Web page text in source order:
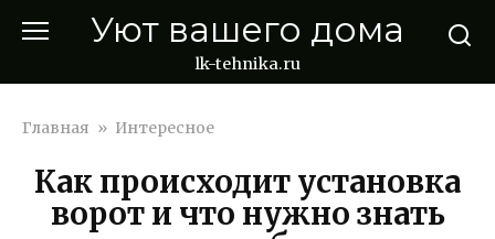
Уют вашего дома
lk-tehnika.ru
Главная » Интересное
Как происходит установка
ворот и что нужно знать